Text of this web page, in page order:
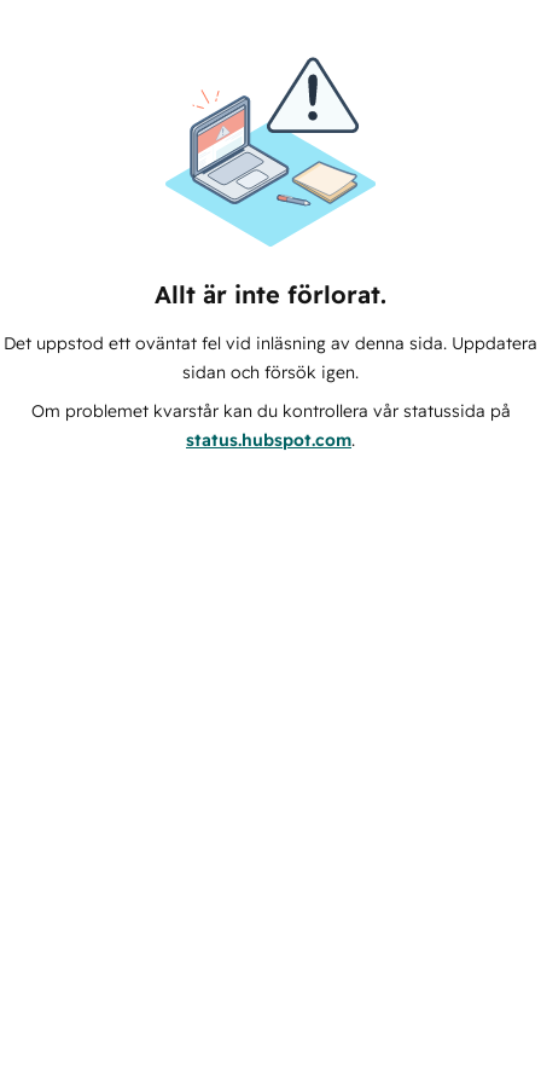
Allt är inte förlorat.
Det uppstod ett oväntat fel vid inläsning av denna sida. Uppdatera
sidan och försök igen.
Om problemet kvarstår kan du kontrollera vår statussida på
status.hubspot.com.